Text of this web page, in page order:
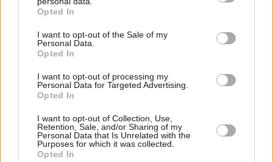
grant or deny consent to Google and its third-party tags to
use your data for below specified purposes in below Google
consent section.
Opted In
I want to opt-out of the Sale of my
Personal Data.
Opted In
I want to opt-out of processing my
Personal Data for Targeted Advertising.
Opted In
I want to opt-out of Collection, Use,
Retention, Sale, and/or Sharing of my
Personal Data that Is Unrelated with the
Purposes for which it was collected.
Opted In